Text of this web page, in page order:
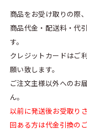
商品をお受け取りの際
商品代金・配送料・代
す。
クレジットカードはご
願い致します。
ご注文主様以外へのお
ん。
以前に発送後お受取り
回ある方は代金引換の